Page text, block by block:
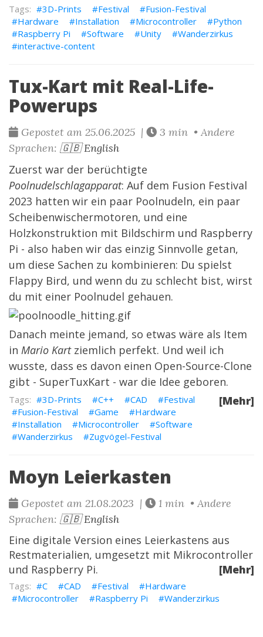
3D-Prints Festival
Fusion-Festival
Hardware
Installation Microcontroller
Python
Raspberry Pi
Software Unity
Wanderzirkus
interactive-content
Tux-Kart mit Real-Life-
Powerups
Gepostet am 25.06.2025 |
3 min • Andere
Sprachen: 🇬🇧 English
Zuerst war der berüchtigte
Poolnudelschlagapparat: Auf dem Fusion Festival
2023 hatten wir ein paar Poolnudeln, ein paar
Scheibenwischermotoren, und eine
Holzkonstruktion mit Bildschirm und Raspberry
Pi - also haben wir das einzig Sinnvolle getan,
um diese Sachen zu kombinieren: Du spielst
Flappy Bird, und wenn du zu schlecht bist, wirst
du mit einer Poolnudel gehauen.
Danach meinte jemand, so etwas wäre als Item
in Mario Kartziemlich perfekt. Und weil ich
wusste, dass es davon einen Open-Source-Clone
gibt - SuperTuxKart - war die Idee geboren.
[Mehr]
3D-Prints C++ CAD
Festival
Fusion-Festival
Game
Hardware
Installation
Microcontroller
Software
Wanderzirkus
Zugvögel-Festival
Moyn Leierkasten
Gepostet am 21.08.2023 |
1 min • Andere
Sprachen: 🇬🇧 English
Eine digitale Version eines Leierkastens aus
Restmaterialien, umgesetzt mit Mikrocontroller
und Raspberry Pi.
[Mehr]
C CAD Festival
Hardware
Microcontroller
Raspberry Pi Wanderzirkus